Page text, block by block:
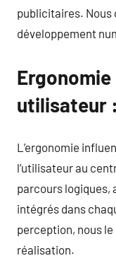
publicitaires.
développement
utilisateur :
L’ergonomie
l’utilisateur au
parcours logiques,
intégrés dans
perception, nous le
réalisation.